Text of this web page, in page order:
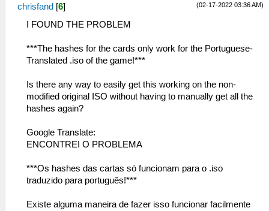
(02-17-2022 03:36 AM)
chrisfand [6]
I FOUND THE PROBLEM
***The hashes for the cards only work for the Portuguese-
Translated .iso of the game!***
Is there any way to easily get this working on the non-
modified original ISO without having to manually get all the
hashes again?
Google Translate:
ENCONTREI O PROBLEMA
***Os hashes das cartas só funcionam para o .iso
traduzido para português!***
Existe alguma maneira de fazer isso funcionar facilmente